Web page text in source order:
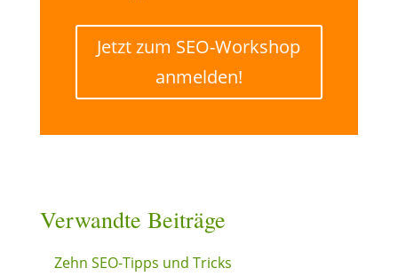
Jetzt zum SEO-Workshop
anmelden!
Verwandte Beiträge
Zehn SEO-Tipps und Tricks